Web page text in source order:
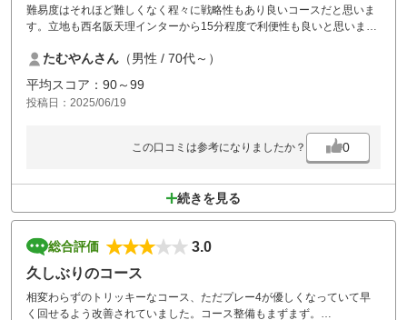
難易度はそれほど難しくなく程々に戦略性もあり良いコースだと思いま
す。立地も西名阪天理インターから15分程度で利便性も良いと思いま
り良いと思います。食事もそれ程高額ではなく味付けも問題ないと思い
ます。
たむやんさん （男性 / 70代～）
平均スコア：90～99
投稿日：2025/06/19
この口コミは参考になりましたか？ 0
続きを見る
総合評価
3.0
久しぶりのコース
相変わらずのトリッキーなコース、ただプレー4が優しくなっていて早
く回せるよう改善されていました。コース整備もまずまず。